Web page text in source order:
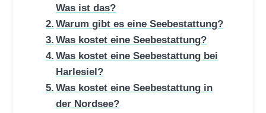
Was ist das?
Warum gibt es eine Seebestattung?
Was kostet eine Seebestattung?
Was kostet eine Seebestattung bei
Harlesiel?
Was kostet eine Seebestattung in
der Nordsee?